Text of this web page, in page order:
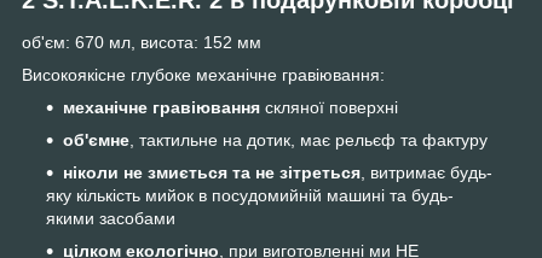
об'єм: 670 мл, висота: 152 мм
Високоякісне глубоке механічне гравіювання:
механічне гравіювання скляної поверхні
об'ємне, тактильне на дотик, має рельєф та фактуру
ніколи не змиється та не зітреться, витримає будь-
яку кількість мийок в посудомийній машині та будь-
якими засобами
цілком екологічно, при виготовленні ми НЕ